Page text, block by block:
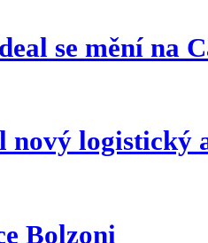
se mění na
nový logistický
Bolzoni